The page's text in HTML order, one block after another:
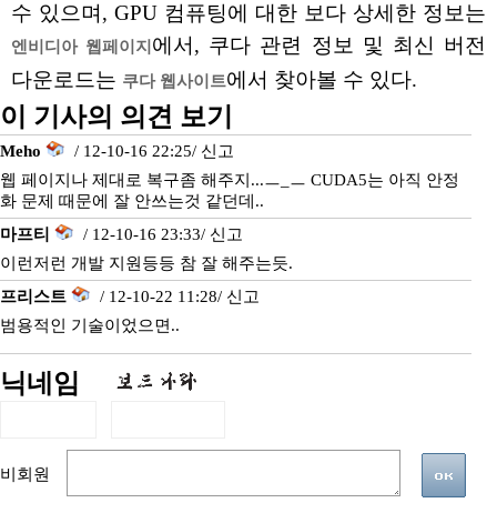
수 있으며, GPU 컴퓨팅에 대한 보다 상세한 정보는
엔비디아 웹페이지 에서, 쿠다 관련 정보 및 최신 버전
다운로드는 쿠다 웹사이트에서 찾아볼 수 있다.
이 기사의 의견 보기
Meho / 12-10-16 22:25/ 신고
웹 페이지나 제대로 복구좀 해주지...ㅡ_ㅡ CUDA5는 아직 안정
화 문제 때문에 잘 안쓰는것 같던데..
마프티
/ 12-10-16 23:33/ 신고
이런저런 개발 지원등등 참 잘 해주는듯.
프리스트
/ 12-10-22 11:28/ 신고
범용적인 기술이었으면..
닉네임
비회원